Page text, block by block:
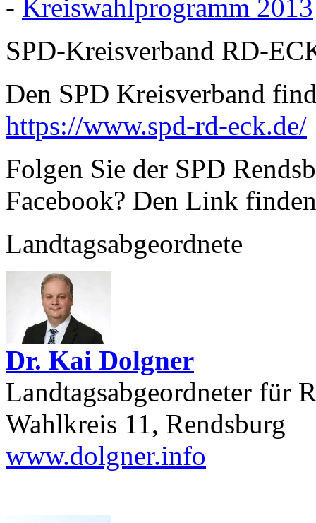
- Kreiswahlprogramm 2013
SPD-Kreisverband RD-
Den SPD Kreisverband
https://www.spd-rd-eck.de/
Folgen Sie der SPD
Facebook? Den Link
Landtagsabgeordnete
Dr. Kai Dolgner
Landtagsabgeordneter für
Wahlkreis 11, Rendsburg
www.dolgner.info